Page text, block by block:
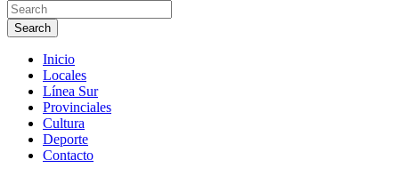
Search
Inicio
Locales
Línea Sur
Provinciales
Cultura
Deporte
Contacto